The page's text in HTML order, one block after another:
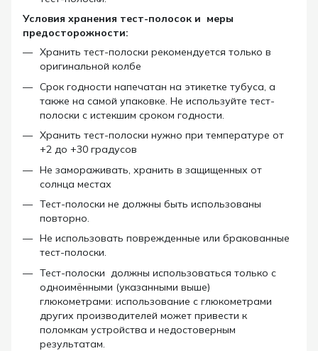
Условия хранения тест-полосок и меры
предосторожности:
Хранить тест-полоски рекомендуется только в
оригинальной колбе
Срок годности напечатан на этикетке тубуса, а
также на самой упаковке. Не используйте тест-
полоски с истекшим сроком годности.
Хранить тест-полоски нужно при температуре от
+2 до +30 градусов
Не замораживать, хранить в защищенных от
солнца местах
Тест-полоски не должны быть использованы
повторно.
Не использовать поврежденные или бракованные
тест-полоски.
Тест-полоски должны использоваться только с
одноимёнными (указанными выше)
глюкометрами: использование с глюкометрами
других производителей может привести к
поломкам устройства и недостоверным
результатам.